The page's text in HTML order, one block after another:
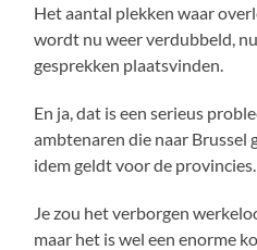
Het aantal plekken waar
wordt nu weer verdubbeld,
gesprekken plaatsvinden.
En ja, dat is een serieus
ambtenaren die naar Brussel
idem geldt voor de provincies.
Je zou het verborgen
maar het is wel een enorme